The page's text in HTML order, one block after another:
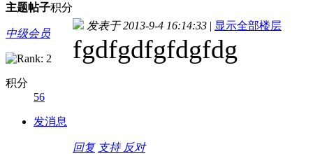
主题帖子积分
中级会员
积分
56
发消息
发表于 2013-9-4 16:14:33 | 显示全部楼层
fgdfgdfgfdgfdg
回复 支持 反对